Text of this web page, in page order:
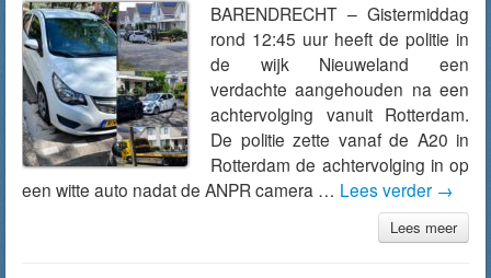
BARENDRECHT – Gistermiddag
rond 12:45 uur heeft de politie in
de wijk Nieuweland een
verdachte aangehouden na een
achtervolging vanuit Rotterdam.
De politie zette vanaf de A20 in
Rotterdam de achtervolging in op
een witte auto nadat de ANPR camera … Lees verder →
Lees meer